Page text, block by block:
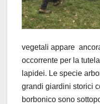
vegetali appare
occorrente per la
lapidei. Le specie
grandi giardini storici
borbonico sono